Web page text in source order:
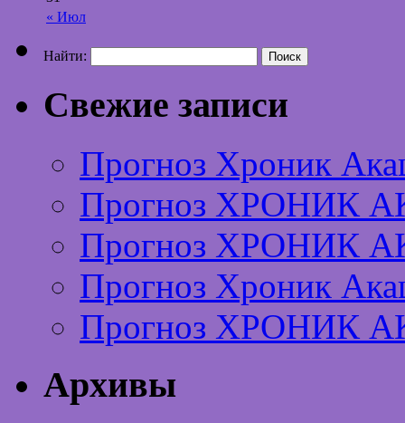
« Июл
Найти:
Свежие записи
Прогноз Хроник
Прогноз ХРОНИК
Прогноз ХРОНИК
Прогноз Хроник
Прогноз ХРОНИК
Архивы